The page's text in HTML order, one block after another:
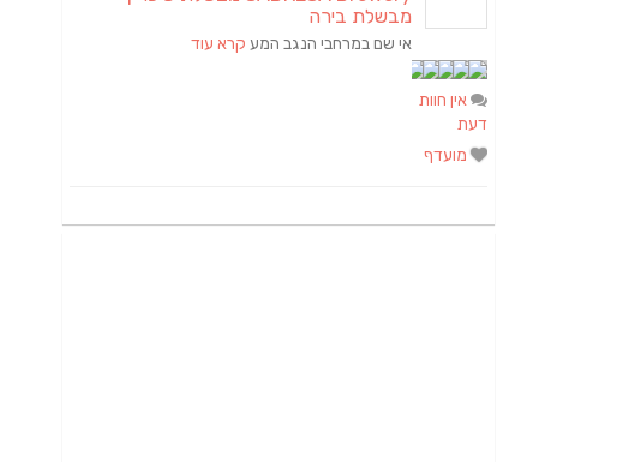
מבשלת בירה
אי שם במרחבי הנגב המע קרא עוד
אין חוות
דעת
מועדף